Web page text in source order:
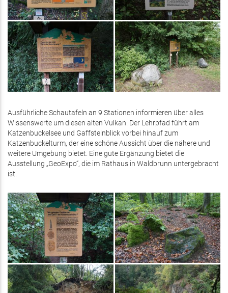
Ausführliche Schautafeln an 9 Stationen informieren über alles
Wissenswerte um diesen alten Vulkan. Der Lehrpfad führt am
Katzenbuckelsee und Gaffsteinblick vorbei hinauf zum
Katzenbuckelturm, der eine schöne Aussicht über die nähere und
weitere Umgebung bietet. Eine gute Ergänzung bietet die
Ausstellung „GeoExpo“, die im Rathaus in Waldbrunn untergebracht
ist.